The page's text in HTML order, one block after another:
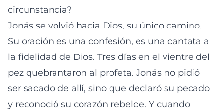
circunstancia?
Jonás se volvió hacia Dios, su único camino.
Su oración es una confesión, es una cantata a
la fidelidad de Dios. Tres días en el vientre del
pez quebrantaron al profeta. Jonás no pidió
ser sacado de allí, sino que declaró su pecado
y reconoció su corazón rebelde. Y cuando